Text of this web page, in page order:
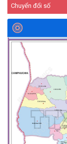
Chuyển đổi số